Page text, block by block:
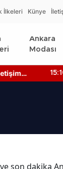
İlkeleri Künye
Ankara
Modası
15:10
son dakika